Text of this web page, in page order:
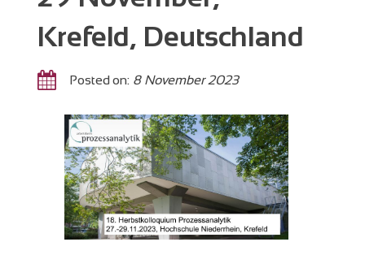
Krefeld, Deutschland
Posted on: 8 November 2023